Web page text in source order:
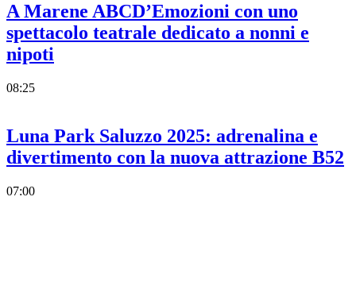
A Marene ABCD’Emozioni con uno
spettacolo teatrale dedicato a nonni e
nipoti
08:25
Luna Park Saluzzo 2025: adrenalina e
divertimento con la nuova attrazione B52
07:00